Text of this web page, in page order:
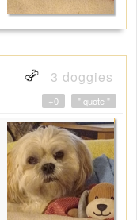
3 doggies
" quote "
+0